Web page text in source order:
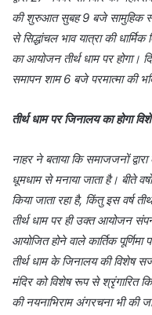
की शुरुआत सुबह 9 बजे सामुहिक
से सिद्धांचल भाव यात्रा की
का आयोजन तीर्थ धाम पर होगा।
समापन शाम 6 बजे परमात्मा की
तीर्थ धाम पर जिनालय का होगा
नाहर ने बताया कि समाजजनों द्वारा
धूमधाम से मनाया जाता है। बीते
किया जाता रहा है, किंतु इस वर्ष
तीर्थ धाम पर ही उक्त आयोजन
आयोजित होने वाले कार्तिक
तीर्थ धाम के जिनालय की विशेष
मंदिर को विशेष रूप से श्रृंगारित
की नयनाभिराम अंगरचना भी की